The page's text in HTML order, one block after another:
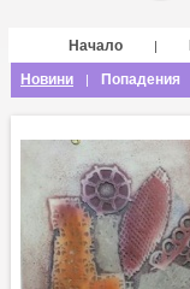
Начало |
Новини
| Попадения